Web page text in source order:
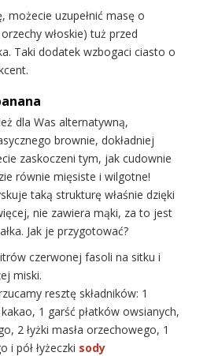
możecie uzupełnić masę o
włoskie) tuż przed
Taki dodatek wzbogaci ciasto o
dla Was alternatywną,
brownie, dokładniej
zaskoczeni tym, jak cudownie
równie mięsiste i wilgotne!
taką strukturę właśnie dzięki
nie zawiera mąki, za to jest
Jak je przygotować?
czerwonej fasoli na sitku i
miski.
resztę składników: 1
1 garść płatków owsianych,
2 łyżki masła orzechowego, 1
i pół łyżeczki sody